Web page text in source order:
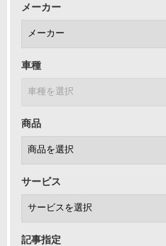
メーカー
車種
商品
サービス
記事指定